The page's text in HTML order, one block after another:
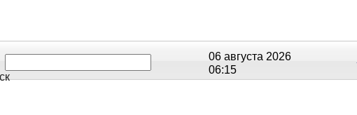
06 августа 2026
06:15